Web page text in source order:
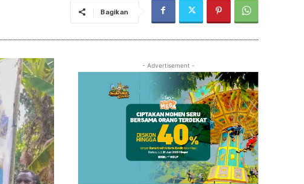
Bagikan
- Advertisement -